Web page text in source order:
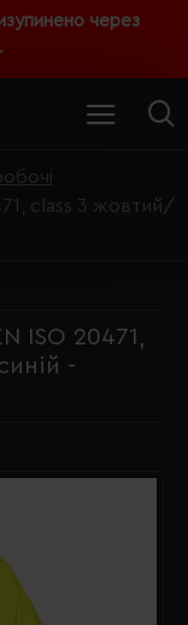
через
class 3 жовтий/
ISO 20471,
-